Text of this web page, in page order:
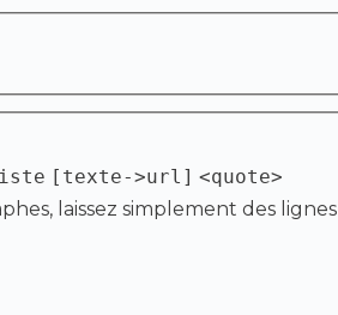
[texte->url] <quote>
laissez simplement des lignes